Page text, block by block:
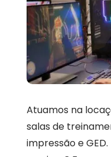
Atuamos na
salas de
impressão e